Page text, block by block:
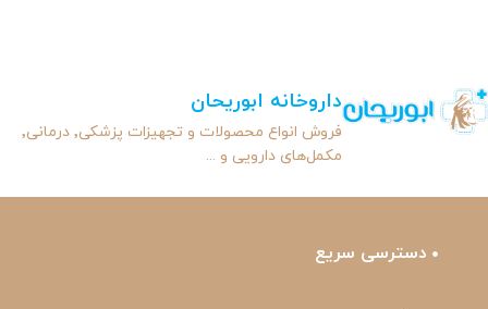
داروخانه ابوریحان
فروش انواع محصولات و تجهیزات پزشکی٬ درمانی٬
مکمل‌های دارویی و ...
دسترسی سریع